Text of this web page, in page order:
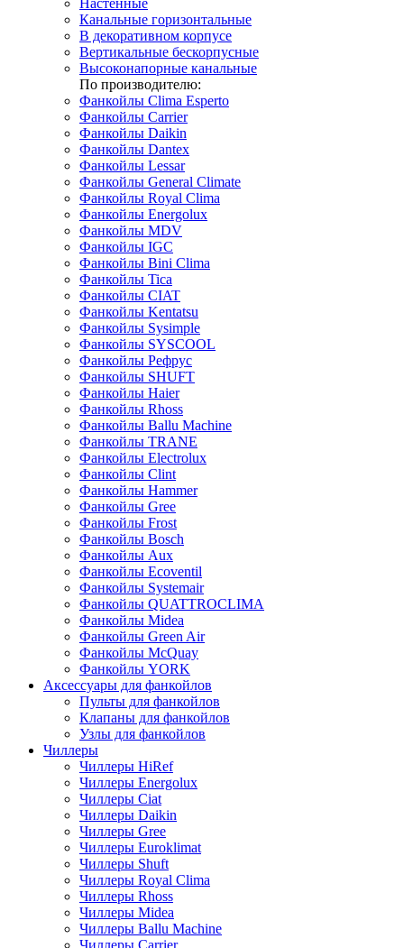
Настенные
Канальные горизонтальные
В декоративном корпусе
Вертикальные бескорпусные
Высоконапорные канальные
По производителю:
Фанкойлы Clima Esperto
Фанкойлы Carrier
Фанкойлы Daikin
Фанкойлы Dantex
Фанкойлы Lessar
Фанкойлы General Climate
Фанкойлы Royal Clima
Фанкойлы Energolux
Фанкойлы MDV
Фанкойлы IGC
Фанкойлы Bini Clima
Фанкойлы Tica
Фанкойлы CIAT
Фанкойлы Kentatsu
Фанкойлы Sysimple
Фанкойлы SYSCOOL
Фанкойлы Рефрус
Фанкойлы SHUFT
Фанкойлы Haier
Фанкойлы Rhoss
Фанкойлы Ballu Machine
Фанкойлы TRANE
Фанкойлы Electrolux
Фанкойлы Clint
Фанкойлы Hammer
Фанкойлы Gree
Фанкойлы Frost
Фанкойлы Bosch
Фанкойлы Aux
Фанкойлы Ecoventil
Фанкойлы Systemair
Фанкойлы QUATTROCLIMA
Фанкойлы Midea
Фанкойлы Green Air
Фанкойлы McQuay
Фанкойлы YORK
Аксессуары для фанкойлов
Пульты для фанкойлов
Клапаны для фанкойлов
Узлы для фанкойлов
Чиллеры
Чиллеры HiRef
Чиллеры Energolux
Чиллеры Ciat
Чиллеры Daikin
Чиллеры Gree
Чиллеры Euroklimat
Чиллеры Shuft
Чиллеры Royal Clima
Чиллеры Rhoss
Чиллеры Midea
Чиллеры Ballu Machine
Чиллеры Carrier